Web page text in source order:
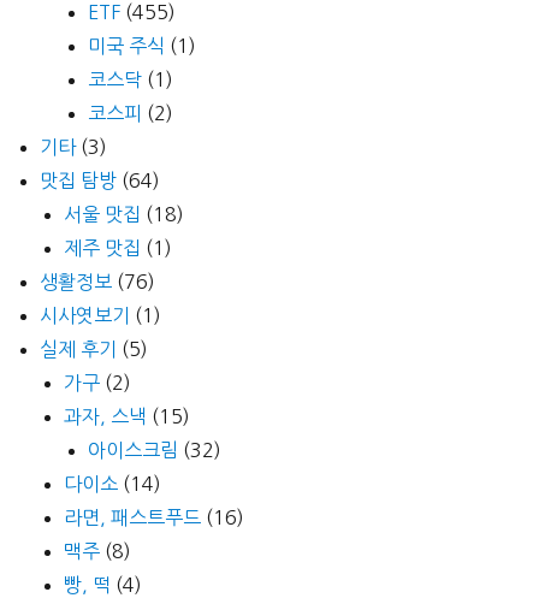
ETF (455)
미국 주식 (1)
코스닥 (1)
코스피 (2)
기타(3)
맛집 탐방 (64)
서울 맛집 (18)
제주 맛집 (1)
생활정보 (76)
시사엿보기
(1)
실제 후기
(5)
가구 (2)
과자, 스낵 (15)
아이스크림 (32)
다이소 (14)
라면, 패스트푸드 (16)
맥주 (8)
빵, 떡 (4)